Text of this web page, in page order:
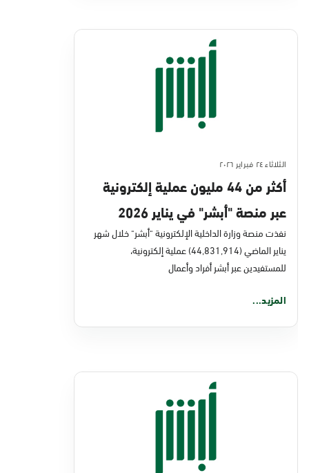
الثلاثاء ٢٤ فبراير ٢٠٢٦
أكثر من 44 مليون عملية إلكترونية
عبر منصة "أبشر" في يناير 2026
نفذت منصة وزارة الداخلية الإلكترونية "أبشر" خلال شهر
يناير الماضي (44,831,914) عملية إلكترونية،
للمستفيدين عبر أبشر أفراد وأعمال
المزيد...